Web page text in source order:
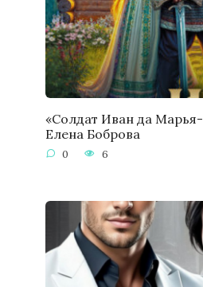
«Солдат Иван да
Елена Боброва
0 6